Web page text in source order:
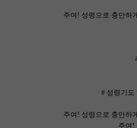
주여! 성령으로 충만하
# 성령기도
주여! 성령으로 충만하
주여